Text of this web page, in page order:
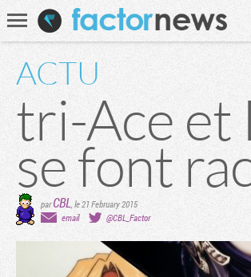
Recherche
ACTU
tri-Ace et
se font
parCBL le 21 February 2015
email
@CBL_Factor